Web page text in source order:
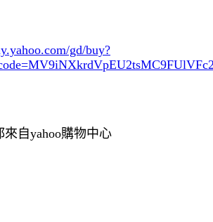
gd/buy?
自yahoo購物中心